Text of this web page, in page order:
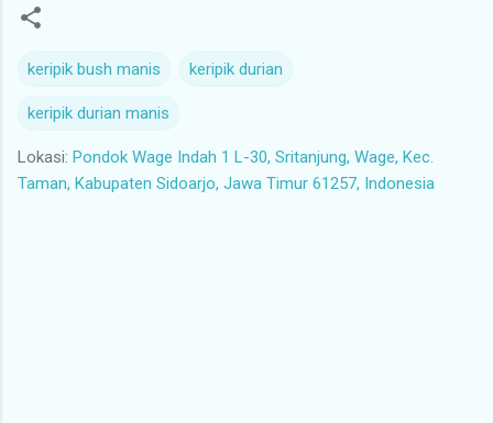
keripik bush manis keripik durian
keripik durian manis
Lokasi: Pondok Wage Indah 1 L-30, Sritanjung, Wage, Kec.
Taman, Kabupaten Sidoarjo, Jawa Timur 61257, Indonesia